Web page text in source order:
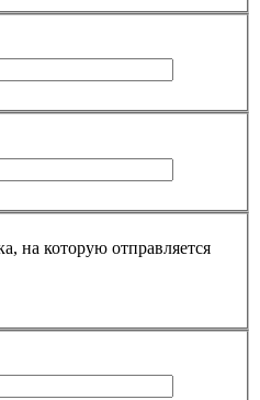
на которую отправляется